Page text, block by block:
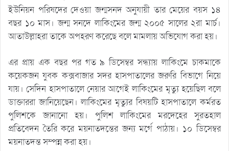
ইউনিয়ন পরিষদের দেওয়া জন্মসনদ অনুযায়ী তার মেয়ের বয়স ১৪
বছর ১০ মাস। জন্ম সনদে লাকিংমের জন্ম ২০০৫ সালের ২রা মার্চ।
আতাউল্লাহরা তাকে অপহরণ করেছে বলে মামলায় অভিযোগ করা হয়।
এর প্রায় এক বছর পর গত ৯ ডিসেম্বর সন্ধ্যায় লাকিংমে চাকমাকে
কয়েকজন যুবক কক্সবাজার সদর হাসপাতালের জরুরি বিভাগে নিয়ে
যায়। সেদিন হাসপাতালে নেয়ার আগেই লাকিংমের মৃত্যু হয়েছিল বলে
ডাক্তাররা জানিয়েছেন। লাকিংমের মৃত্যুর বিষয়টি হাসপাতালে কর্মরত
পুলিশকে জানানো হয়। পুলিশ লাকিংমের মরদেহের সুরতহাল
প্রতিবেদন তৈরি করে ময়নাতদন্তের জন্য মর্গে পাঠায়। ১০ ডিসেম্বর
ময়নাতদন্ত সম্পন্ন করা হয়।